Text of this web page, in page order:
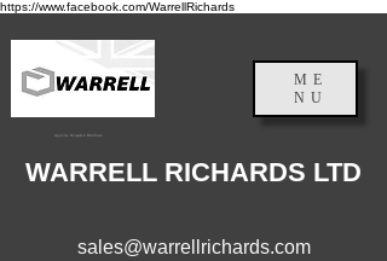
https://www.facebook.com/WarrellRichards
Αγγλία, Ηνωμένο Βασίλειο
ME
NU
WARRELL RICHARDS LTD
sales@warrellrichards.com